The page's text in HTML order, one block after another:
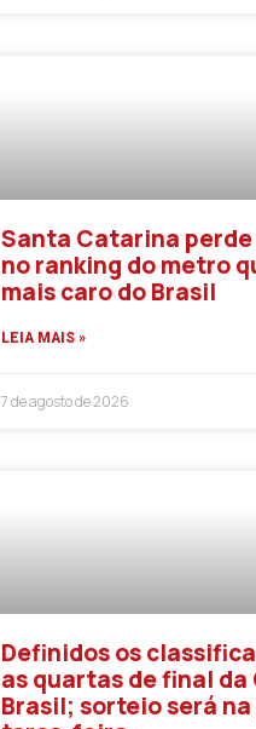
Santa Catarina
no ranking do metro
mais caro do Brasil
LEIA MAIS »
7 de agosto de 2026
Definidos os
as quartas de final da
Brasil; sorteio será